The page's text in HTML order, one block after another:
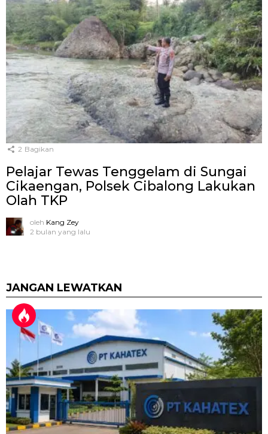
2 Bagikan
Pelajar Tewas Tenggelam di Sungai
Cikaengan, Polsek Cibalong Lakukan
Olah TKP
oleh Kang Zey
2 bulan yang lalu
JANGAN LEWATKAN